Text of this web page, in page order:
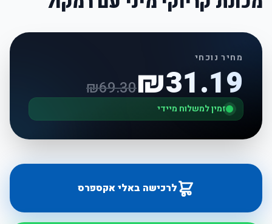
מחיר נוכחי
₪31.19
₪69.30
זמין למשלוח מיידי
לרכישה באלי אקספרס